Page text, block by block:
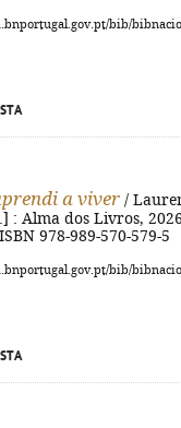
bib/
a viver /
: Alma dos Livros,
978-989-570-579-5
bib/